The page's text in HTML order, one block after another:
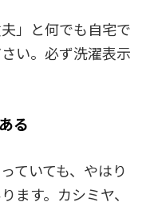
」と何でも自宅で
い。必ず洗濯表示
る
ていても、やはり
ます。カシミヤ、